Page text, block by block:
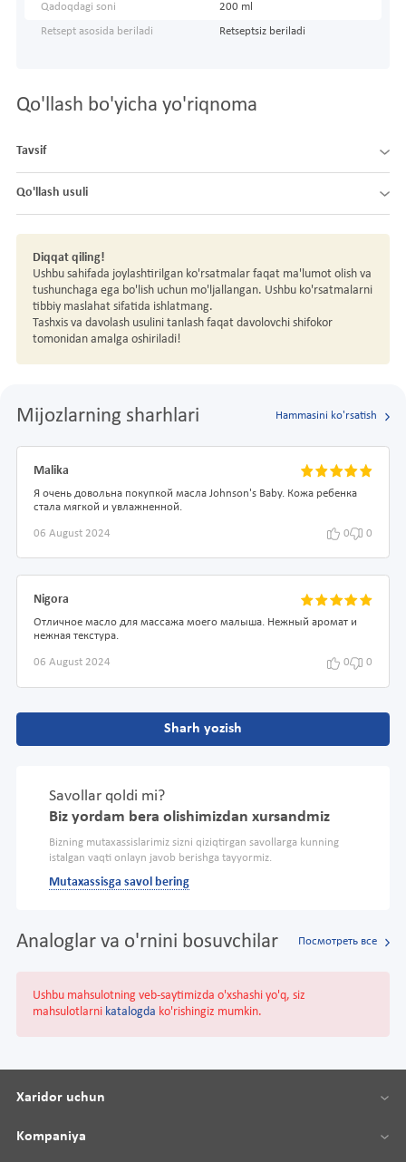
Qadoqdagi soni 200 ml
Retsept asosida beriladi Retseptsiz beriladi
Qo'llash bo'yicha yo'riqnoma
Tavsif
Qo'llash usuli
Diqqat qiling!
Ushbu sahifada joylashtirilgan ko'rsatmalar faqat ma'lumot olish va
tushunchaga ega bo'lish uchun mo'ljallangan. Ushbu ko'rsatmalarni
tibbiy maslahat sifatida ishlatmang.
Tashxis va davolash usulini tanlash faqat davolovchi shifokor
tomonidan amalga oshiriladi!
Mijozlarning sharhlari Hammasini ko'rsatish
Malika
Я очень довольна покупкой масла Johnson's Baby. Кожа ребенка
стала мягкой и увлажненной.
06 August 2024 0 0
Nigora
Отличное масло для массажа моего малыша. Нежный аромат и
нежная текстура.
06 August 2024 0 0
Sharh yozish
Savollar qoldi mi?
Biz yordam bera olishimizdan xursandmiz
Bizning mutaxassislarimiz sizni qiziqtirgan savollarga kunning
istalgan vaqti onlayn javob berishga tayyormiz.
Mutaxassisga savol bering
Analoglar va o'rnini bosuvchilar Посмотреть все
Ushbu mahsulotning veb-saytimizda o'xshashi yo'q, siz
mahsulotlarni katalogda ko'rishingiz mumkin.
Xaridor uchun
Kompaniya